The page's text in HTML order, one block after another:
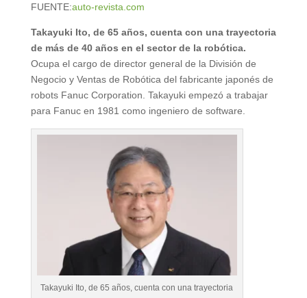
FUENTE:auto-revista.com
Takayuki Ito, de 65 años, cuenta con una trayectoria
de más de 40 años en el sector de la robótica.
Ocupa el cargo de director general de la División de
Negocio y Ventas de Robótica del fabricante japonés de
robots Fanuc Corporation. Takayuki empezó a trabajar
para Fanuc en 1981 como ingeniero de software.
Takayuki Ito, de 65 años, cuenta con una trayectoria